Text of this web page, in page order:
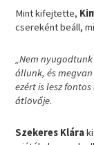
Mint kifejtette,
csereként beáll,
„Nem
állunk, és
ezért is lesz
átlövője.
Szekeres Klára